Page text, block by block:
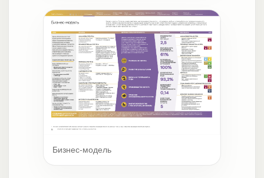
Бизнес-модель